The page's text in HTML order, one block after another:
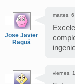
Jose Javier
Raguá
martes,
viernes,